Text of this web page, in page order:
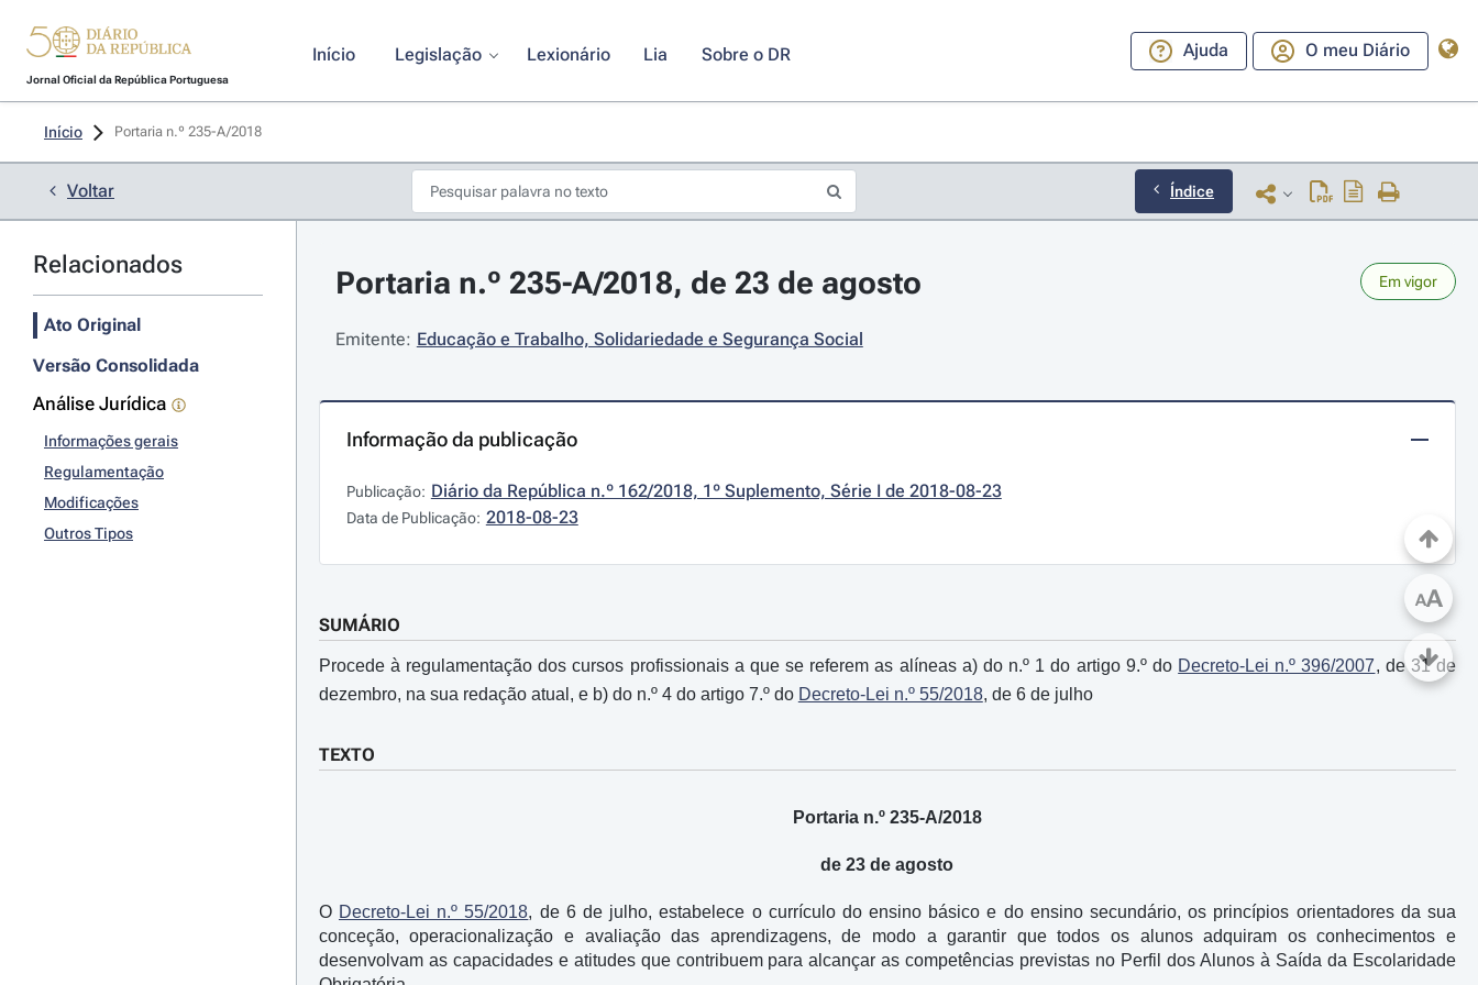
Jornal Oficial da República Portuguesa
Início Legislação Lexionário Lia Sobre o DR Ajuda O meu Diário
Início Portaria n.º 235-A/2018
Voltar Índice
Relacionados
Ato Original
Versão Consolidada
Análise Jurídica
Informações gerais
Regulamentação
Modificações
Outros Tipos
Portaria n.º 235-A/2018, de 23 de agosto Em vigor
Emitente: Educação e Trabalho, Solidariedade e Segurança Social
Informação da publicação
Publicação: Diário da República n.º 162/2018, 1º Suplemento, Série I de 2018-08-23
Data de Publicação: 2018-08-23
SUMÁRIO
Procede à regulamentação dos cursos profissionais a que se referem as alíneas a) do n.º 1 do artigo 9.º do Decreto-Lei n.º 396/2007, de 31 de
dezembro, na sua redação atual, e b) do n.º 4 do artigo 7.º do Decreto-Lei n.º 55/2018, de 6 de julho
TEXTO
Portaria n.º 235-A/2018
de 23 de agosto
O Decreto-Lei n.º 55/2018, de 6 de julho, estabelece o currículo do ensino básico e do ensino secundário, os princípios orientadores da sua
conceção, operacionalização e avaliação das aprendizagens, de modo a garantir que todos os alunos adquiram os conhecimentos e
desenvolvam as capacidades e atitudes que contribuem para alcançar as competências previstas no Perfil dos Alunos à Saída da Escolaridade
AA